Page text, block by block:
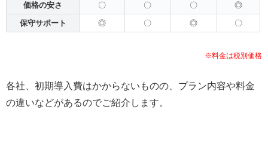
価格の安さ
〇 〇 〇
◎
保守サポート
◎ 〇 ◎ 〇
※料金は税別価格
各社、初期導入費はかからないものの、プラン内容や料金
の違いなどがあるのでご紹介します。